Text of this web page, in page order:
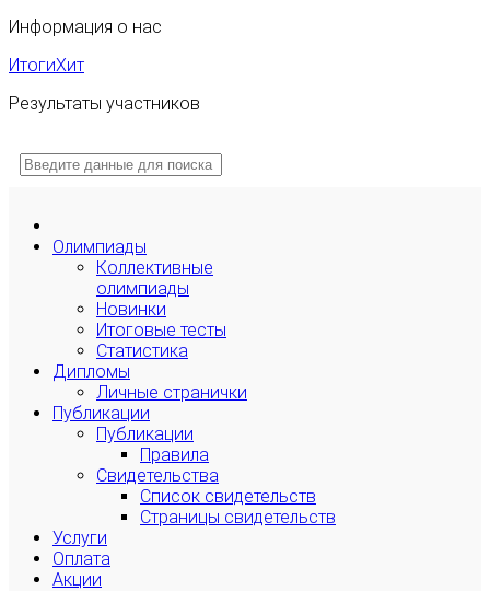
Информация о нас
ИтогиХит
Результаты участников
Олимпиады
Коллективные
олимпиады
Новинки
Итоговые тесты
Статистика
Дипломы
Личные странички
Публикации
Публикации
Правила
Свидетельства
Список свидетельств
Страницы свидетельств
Услуги
Оплата
Акции